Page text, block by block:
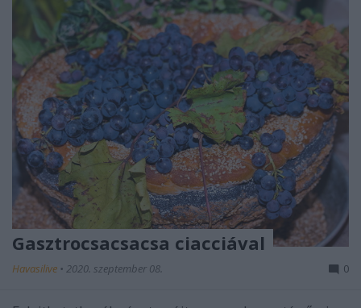
Gasztrocsacsacsa ciacciával
Havasilive • 2020. szeptember 08. 0